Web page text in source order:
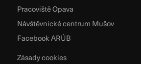
Pracoviště Opava
Návštěvnické centrum Mušov
Facebook ARÚB
Zásady cookies